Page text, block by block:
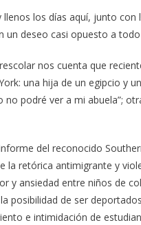
los días aquí, junto
un deseo casi opuesto a
nos cuenta que
una hija de un egipcio y
no podré ver a mi abuela”;
del reconocido
la retórica antimigrante y
y ansiedad entre niños de
posibilidad de ser
e intimidación de